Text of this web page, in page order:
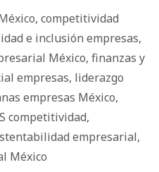
, competitividad
e inclusión empresas,
México, finanzas y
empresas, liderazgo
empresas México,
competitividad,
empresarial,
México